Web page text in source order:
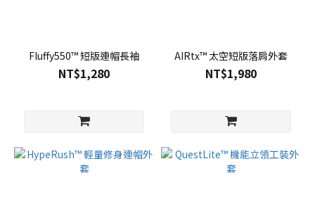
Fluffy550™ 短版連帽長袖
NT$1,280
AIRtx™ 太空短版落肩外套
NT$1,980